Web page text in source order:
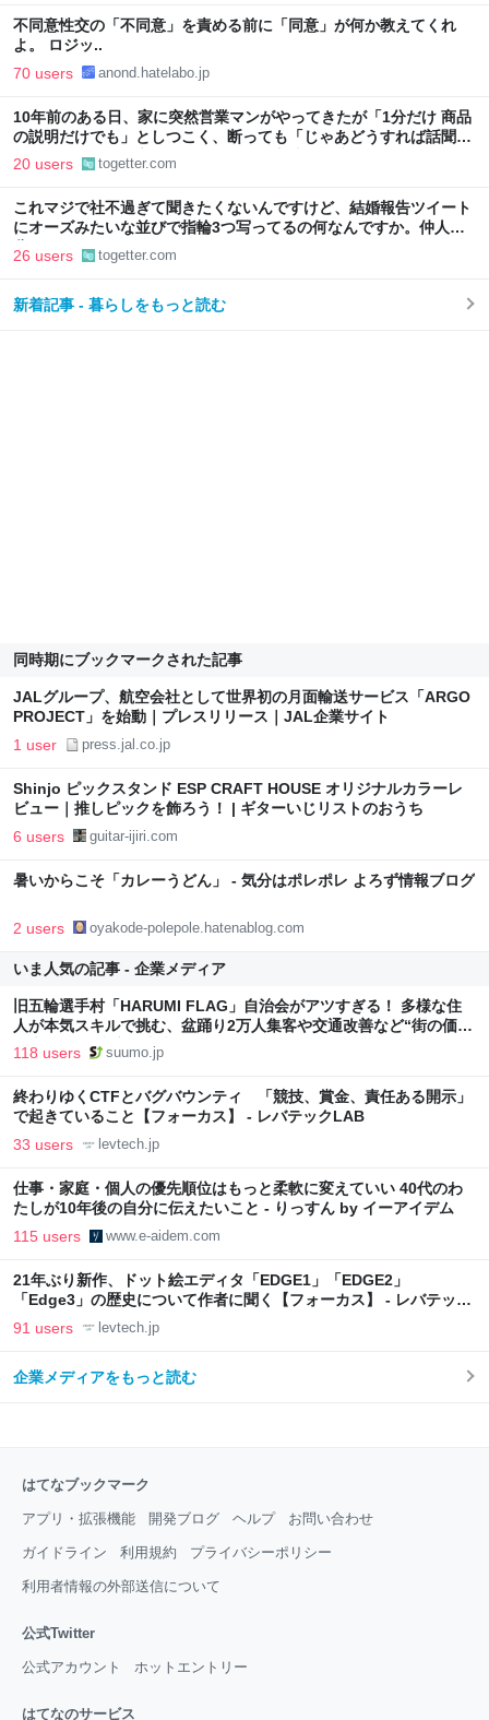
不同意性交の「不同意」を責める前に「同意」が何か教えてくれ
よ。 ロジッ..
70 users anond.hatelabo.jp
10年前のある日、家に突然営業マンがやってきたが「1分だけ 商品
の説明だけでも」としつこく、断っても「じゃあどうすれば話聞い
てくれますか」と言われたので、ある方法で解決することに
20 users togetter.com
これマジで社不過ぎて聞きたくないんですけど、結婚報告ツイート
にオーズみたいな並びで指輪3つ写ってるの何なんですか。仲人の
分？
26 users togetter.com
新着記事 - 暮らしをもっと読む
同時期にブックマークされた記事
JALグループ、航空会社として世界初の月面輸送サービス「ARGO
PROJECT」を始動｜プレスリリース｜JAL企業サイト
1 user press.jal.co.jp
Shinjo ピックスタンド ESP CRAFT HOUSE オリジナルカラーレ
ビュー｜推しピックを飾ろう！ | ギターいじリストのおうち
6 users guitar-ijiri.com
暑いからこそ「カレーうどん」 - 気分はポレポレ よろず情報ブログ
2 users oyakode-polepole.hatenablog.com
いま人気の記事 - 企業メディア
旧五輪選手村「HARUMI FLAG」自治会がアツすぎる！ 多様な住
人が本気スキルで挑む、盆踊り2万人集客や交通改善など“街の価値
向上”戦略 東京・中央区
118 users suumo.jp
終わりゆくCTFとバグバウンティ 「競技、賞金、責任ある開示」
で起きていること【フォーカス】 - レバテックLAB
33 users levtech.jp
仕事・家庭・個人の優先順位はもっと柔軟に変えていい 40代のわ
たしが10年後の自分に伝えたいこと - りっすん by イーアイデム
115 users www.e-aidem.com
21年ぶり新作、ドット絵エディタ「EDGE1」「EDGE2」
「Edge3」の歴史について作者に聞く【フォーカス】 - レバテック
LAB
91 users levtech.jp
企業メディアをもっと読む
はてなブックマーク
アプリ・拡張機能 開発ブログ ヘルプ お問い合わせ
ガイドライン 利用規約 プライバシーポリシー
利用者情報の外部送信について
公式Twitter
公式アカウント ホットエントリー
はてなのサービス